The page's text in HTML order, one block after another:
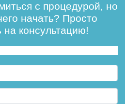
с процедурой, но
начать? Просто
на консультацию!